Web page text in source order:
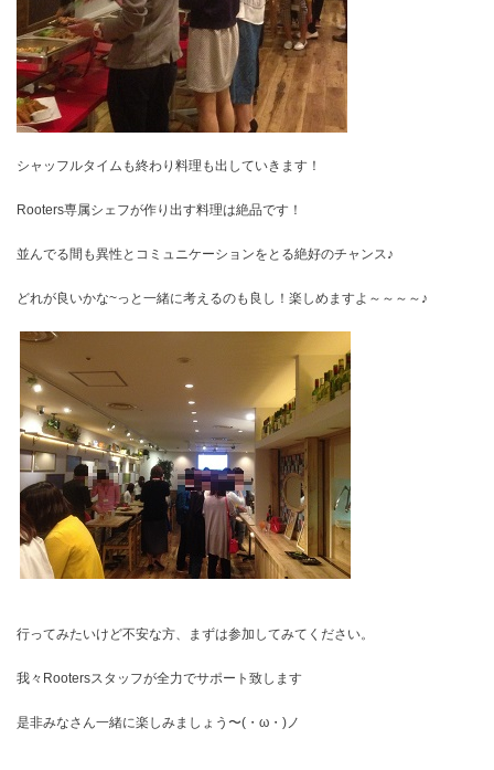
シャッフルタイムも終わり料理も出していきます！
Rooters専属シェフが作り出す料理は絶品です！
並んでる間も異性とコミュニケーションをとる絶好のチャンス♪
どれが良いかな~っと一緒に考えるのも良し！楽しめますよ～～～～♪
行ってみたいけど不安な方、まずは参加してみてください。
我々Rootersスタッフが全力でサポート致します
是非みなさん一緒に楽しみましょう〜(・ω・)ノ